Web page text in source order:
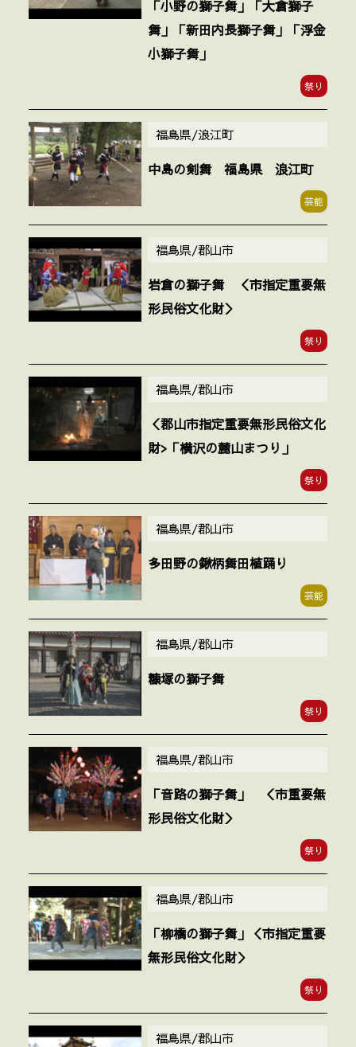
「小野の獅子舞」「大倉獅子
舞」「新田内長獅子舞」「浮金
小獅子舞」
祭り
福島県/浪江町
中島の剣舞 福島県 浪江町
芸能
福島県/郡山市
岩倉の獅子舞 ＜市指定重要無
形民俗文化財＞
祭り
福島県/郡山市
＜郡山市指定重要無形民俗文化
財>「横沢の麓山まつり」
祭り
福島県/郡山市
多田野の鍬柄舞田植踊り
芸能
福島県/郡山市
糠塚の獅子舞
祭り
福島県/郡山市
「音路の獅子舞」 ＜市重要無
形民俗文化財＞
祭り
福島県/郡山市
「柳橋の獅子舞」＜市指定重要
無形民俗文化財＞
祭り
福島県/郡山市